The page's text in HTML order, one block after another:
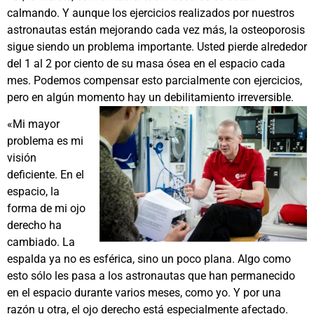
calmando. Y aunque los ejercicios realizados por nuestros
astronautas están mejorando cada vez más, la osteoporosis
sigue siendo un problema importante. Usted pierde alrededor
del 1 al 2 por ciento de su masa ósea en el espacio cada
mes. Podemos compensar esto parcialmente con ejercicios,
pero en algún momento hay un debilitamiento irreversible.
«Mi mayor
problema es mi
visión
deficiente. En el
espacio, la
forma de mi ojo
derecho ha
cambiado. La
espalda ya no es esférica, sino un poco plana. Algo como
esto sólo les pasa a los astronautas que han permanecido
en el espacio durante varios meses, como yo. Y por una
razón u otra, el ojo derecho está especialmente afectado.